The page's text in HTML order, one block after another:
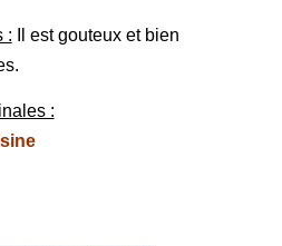
: Il est gouteux et bien
: